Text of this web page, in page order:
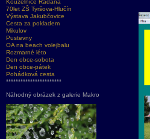
Kouzelnice Radana
70let ZŠ Tyršova-Hlučín
Výstava Jakubčovice
Cesta za pokladem
Mikulov
Pustevny
OA na beach volejbalu
Rozmarné léto
Den obce-sobota
Den obce-pátek
Pohádková cesta
***********************
Náhodný obrázek z galerie Makro